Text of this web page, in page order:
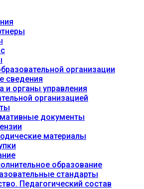
организации
сведения
и органы управления
организацией
документы
материалы
образование
стандарты
Педагогический состав